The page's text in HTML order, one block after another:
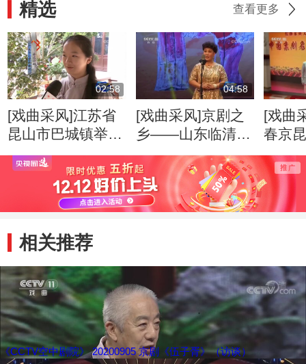
精选 查看更多
02:58
[戏曲采风]江苏省
昆山市巴城镇举办
2018重阳曲会
04:58
[戏曲采风]京剧之
乡——山东临清推
出“京剧在临清”系
列活动
[戏曲
春京
周年
相关推荐
《CCTV空中剧院》 20200905 京剧《伍子胥》（访谈）